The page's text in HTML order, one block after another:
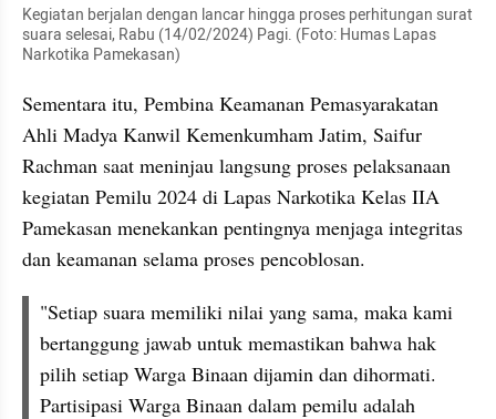
Kegiatan berjalan dengan lancar hingga proses perhitungan surat
suara selesai, Rabu (14/02/2024) Pagi. (Foto: Humas Lapas
Narkotika Pamekasan)
Sementara itu, Pembina Keamanan Pemasyarakatan
Ahli Madya Kanwil Kemenkumham Jatim, Saifur
Rachman saat meninjau langsung proses pelaksanaan
kegiatan Pemilu 2024 di Lapas Narkotika Kelas IIA
Pamekasan menekankan pentingnya menjaga integritas
dan keamanan selama proses pencoblosan.
"Setiap suara memiliki nilai yang sama, maka kami
bertanggung jawab untuk memastikan bahwa hak
pilih setiap Warga Binaan dijamin dan dihormati.
Partisipasi Warga Binaan dalam pemilu adalah